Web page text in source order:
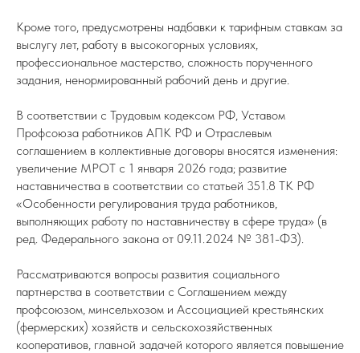
Кроме того, предусмотрены надбавки к тарифным ставкам за
выслугу лет, работу в высокогорных условиях,
профессиональное мастерство, сложность порученного
задания, ненормированный рабочий день и другие.
В соответствии с Трудовым кодексом РФ, Уставом
Профсоюза работников АПК РФ и Отраслевым
соглашением в коллективные договоры вносятся изменения:
увеличение МРОТ с 1 января 2026 года; развитие
наставничества в соответствии со статьей 351.8 ТК РФ
«Особенности регулирования труда работников,
выполняющих работу по наставничеству в сфере труда» (в
ред. Федерального закона от 09.11.2024 № 381-ФЗ).
Рассматриваются вопросы развития социального
партнерства в соответствии с Соглашением между
профсоюзом, минсельхозом и Ассоциацией крестьянских
(фермерских) хозяйств и сельскохозяйственных
кооперативов, главной задачей которого является повышение